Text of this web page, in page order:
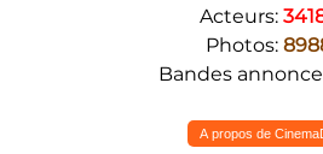
Acteurs:
Photos:
Bandes
A propos de